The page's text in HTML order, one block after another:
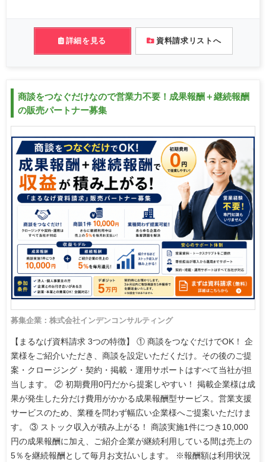
詳細を見る 資料請求リストへ
商談をつなぐだけなので営業力不要！成果報酬＋継続報酬
の販売パートナー募集
募集企業：株式会社インデンコンサルティング
【まるなげ資料請求 3つの特徴】 ① 商談をつなぐだけでOK！ 企
業様をご紹介いただき、商談を設定いただくだけ。その後のご提
案・クロージング・契約・掲載・運用サポートはすべて当社が担
当します。 ② 初期費用0円だから提案しやすい！ 掲載企業様は成
果が発生した分だけ費用がかかる成果報酬型サービス。営業支援
サービスのため、業種を問わず幅広い企業様へご提案いただけま
す。 ③ ストック収入が積み上がる！ 商談実施1件につき10,000
円の成果報酬に加え、ご紹介企業が継続利用している間は売上の
5％を継続報酬として毎月お支払いします。 ※報酬額は利用状況